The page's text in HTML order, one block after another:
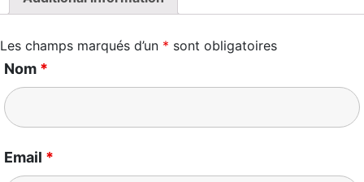
Les champs marqués d’un * sont obligatoires
Nom *
Email *